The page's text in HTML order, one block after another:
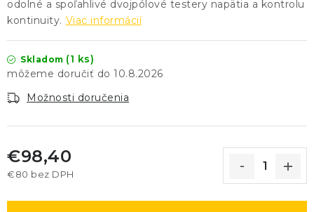
odolné a spoľahlivé dvojpólové testery napätia a kontrolu
kontinuity. Viac informácií
Skladom (1 ks)
10.8.2026
Možnosti doručenia
€98,40
€80 bez DPH